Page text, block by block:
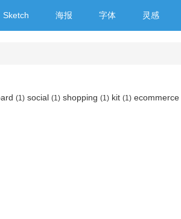
Sketch 海报 字体 灵感
(1) social (1) shopping (1) kit (1) ecommerce